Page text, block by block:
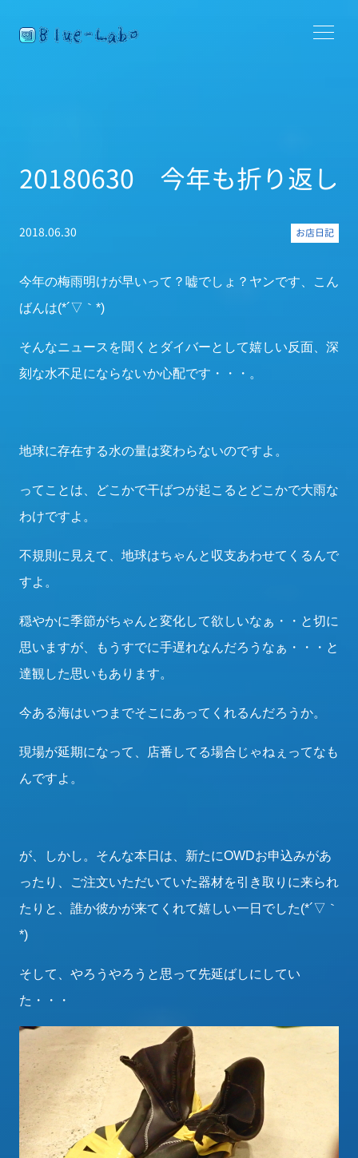
20180630 今年も折り返し
2018.06.30 お店日記
今年の梅雨明けが早いって？嘘でしょ？ヤンです、こん
ばんは(*´▽｀*)
そんなニュースを聞くとダイバーとして嬉しい反面、深
刻な水不足にならないか心配です・・・。
地球に存在する水の量は変わらないのですよ。
ってことは、どこかで干ばつが起こるとどこかで大雨な
わけですよ。
不規則に見えて、地球はちゃんと収支あわせてくるんで
すよ。
穏やかに季節がちゃんと変化して欲しいなぁ・・と切に
思いますが、もうすでに手遅れなんだろうなぁ・・・と
達観した思いもあります。
今ある海はいつまでそこにあってくれるんだろうか。
現場が延期になって、店番してる場合じゃねぇってなも
んですよ。
が、しかし。そんな本日は、新たにOWDお申込みがあ
ったり、ご注文いただいていた器材を引き取りに来られ
たりと、誰か彼かが来てくれて嬉しい一日でした(*´▽｀
*)
そして、やろうやろうと思って先延ばしにしてい
た・・・